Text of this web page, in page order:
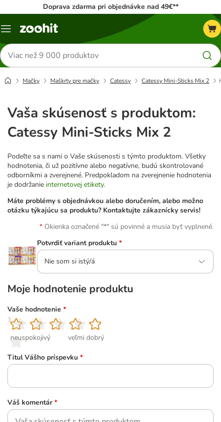
Doprava zdarma pri objednávke nad 49€**
Kategórie
Hľadať
produkty
Mačky Maškrty pre mačky Catessy Catessy Mini-Sticks Mix 2
Vaša skúsenosť s produktom:
Catessy Mini-Sticks Mix 2
Podeľte sa s nami o Vaše skúsenosti s týmto produktom. Všetky
hodnotenia, či už pozitívne alebo negatívne, budú skontrolované
odborníkmi a zverejnené. Predpokladom na zverejnenie hodnotenia
je dodržanie internetovej etikety.
Máte problémy s objednávkou alebo doručením, alebo možno
otázku týkajúcu sa produktu? Kontaktujte zákaznícky servis!
Okienka označené "*" sú povinné a musia byť vyplnené.
Potvrdiť variant produktu *
Nie som si istý/á
Moje hodnotenie produktu
Vaše hodnotenie *
1
neuspokojivý
2
3
4
5
veľmi dobrý
Titul Vášho príspevku *
Váš komentár *